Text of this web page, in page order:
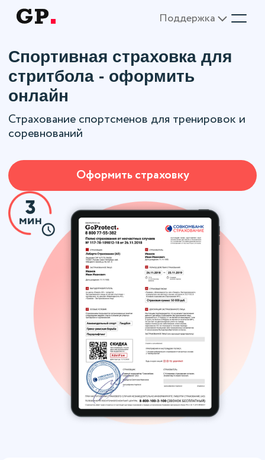
Поддержка
Спортивная страховка для
стритбола - оформить
онлайн
Страхование спортсменов для тренировок и
соревнований
Оформить страховку